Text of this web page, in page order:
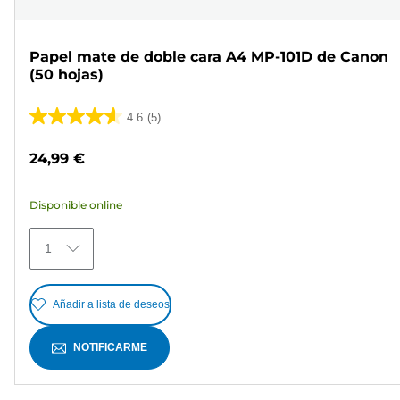
Papel mate de doble cara A4 MP-101D de Canon
(50 hojas)
4.6 (5)
4.6
5
5
reseñas
24,99 €
Disponible online
1
Añadir a lista de deseos
NOTIFICARME